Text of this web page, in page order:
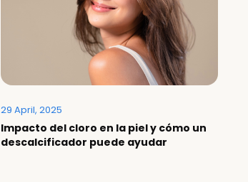
29 April, 2025
Impacto del cloro en la piel y cómo un
descalcificador puede ayudar